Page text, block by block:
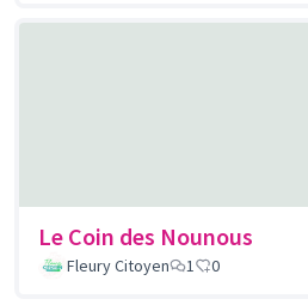
Le Coin des Nounous
Fleury Citoyen 1 0